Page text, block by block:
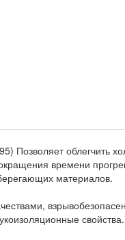
Позволяет облегчить
времени
материалов.
свойства.